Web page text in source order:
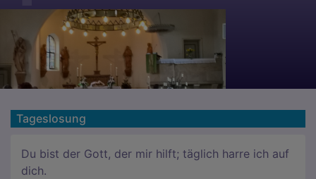
Tageslosung
Du bist der Gott, der mir hilft; täglich harre ich auf
dich.